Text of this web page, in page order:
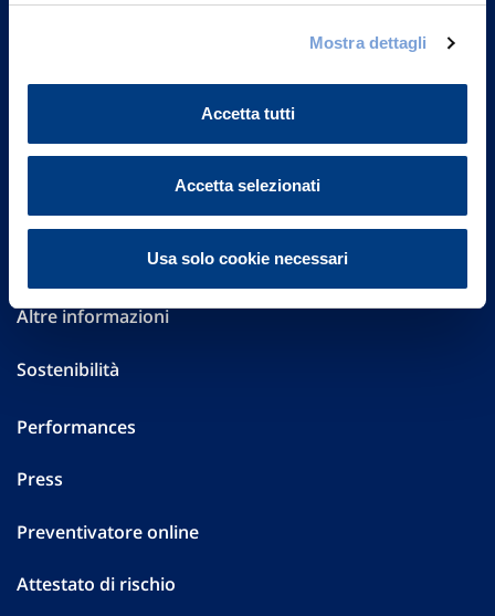
Mostra dettagli
Accetta tutti
Accetta selezionati
Usa solo cookie necessari
FAQ
Governance
Investor Relations
Altre informazioni
Sostenibilità
Performances
Press
Preventivatore online
Attestato di rischio